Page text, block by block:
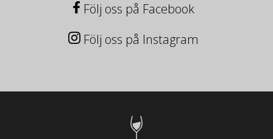
Följ oss på Facebook
Följ oss på Instagram